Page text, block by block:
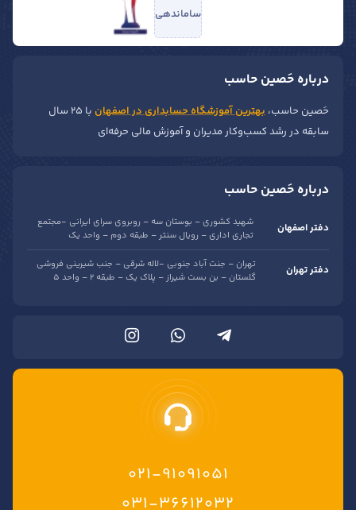
ساماندهی
درباره حَصین حاسب
حَصین حاسب، بهترین آموزشگاه حسابداری در اصفهان
با ۲۵ سال
سابقه در رشد کسب‌وکار مدیران و آموزش مالی حرفه‌ای
درباره حَصین حاسب
دفتر اصفهان
شهید کشوری – بوستان سه – روبروی سرای ایرانی -مجتمع
تجاری اداری – رویال سنتر – طبقه دوم – واحد یک
دفتر تهران
تهران – جنت آباد جنوبی -لاله شرقی – جنب شیرینی فروشی
گلستان – بن بست شیراز – پلاک یک – طبقه 2 – واحد 5
021-91091051
۰۳۱-۳۶۶۱۲۰۳۲